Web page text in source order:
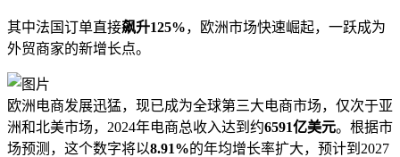
其中法国订单直接飙升125%，欧洲市场快速崛起，一跃成为
外贸商家的新增长点。
欧洲电商发展迅猛，现已成为全球第三大电商市场，仅次于亚
洲和北美市场，2024年电商总收入达到约6591亿美元。根据市
场预测，这个数字将以8.91%的年均增长率扩大，预计到2027